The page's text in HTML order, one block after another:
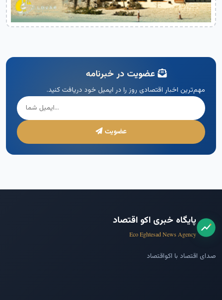
عضویت در خبرنامه
مهم‌ترین اخبار اقتصادی روز را در ایمیل خود دریافت کنید.
عضویت
پایگاه خبری اکو اقتصاد
Eco Eghtesad News Agency
صدای اقتصاد با اکواقتصاد